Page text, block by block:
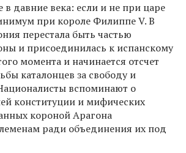
в давние века: если и не при царе
при короле Филиппе V. В
перестала быть частью
и присоединилась к испанскому
момента и начинается отсчет
каталонцев за свободу и
вспоминают о
конституции и мифических
короной Арагона
ради объединения их под